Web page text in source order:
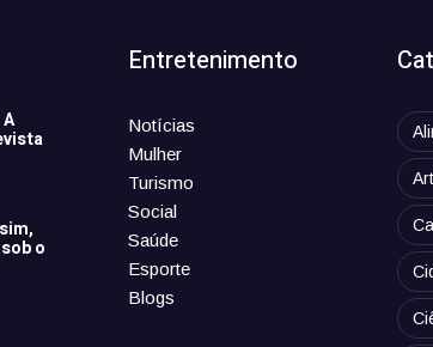
o
Entretenimento
Notícias
Mulher
Turismo
Social
Saúde
Esporte
Blogs